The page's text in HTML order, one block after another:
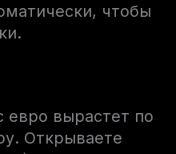
чтобы
евро вырастет по
Открываете